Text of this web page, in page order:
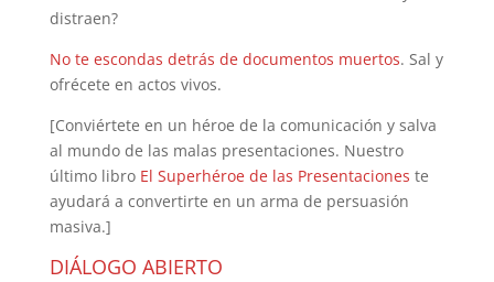
distraen?
No te escondas detrás de documentos muertos. Sal y
ofrécete en actos vivos.
[Conviértete en un héroe de la comunicación y salva
al mundo de las malas presentaciones. Nuestro
último libro El Superhéroe de las Presentaciones te
ayudará a convertirte en un arma de persuasión
masiva.]
DIÁLOGO ABIERTO